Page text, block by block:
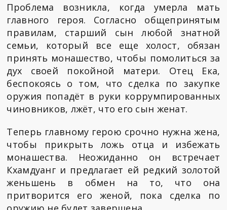
Проблема возникла, когда умерла мать
главного героя. Согласно общепринятым
правилам, старший сын любой знатной
семьи, который все еще холост, обязан
принять монашество, чтобы помолиться за
дух своей покойной матери. Отец Ека,
беспокоясь о том, что сделка по закупке
оружия попадёт в руки коррумпированных
чиновников, лжёт, что его сын женат.
Теперь главному герою срочно нужна жена,
чтобы прикрыть ложь отца и избежать
монашества. Неожиданно он встречает
Кхамдуанг и предлагает ей редкий золотой
женьшень в обмен на то, что она
притворится его женой, пока сделка по